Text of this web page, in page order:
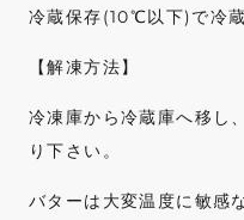
冷蔵保存(10℃以下)で冷
【解凍方法】
冷凍庫から冷蔵庫へ移し
り下さい。
バターは大変温度に敏感